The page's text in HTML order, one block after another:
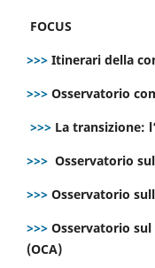
FOCUS
>>> Itinerari della
>>> Osservatorio
>>> La transizione:
>>> Osservatorio
>>> Osservatorio
>>> Osservatorio
(OCA)